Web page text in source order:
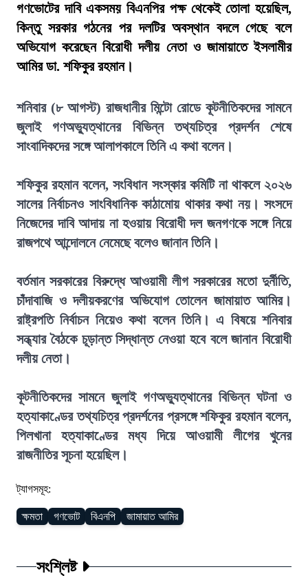
গণভোটের দাবি একসময় বিএনপির পক্ষ থেকেই তোলা হয়েছিল,
কিন্তু সরকার গঠনের পর দলটির অবস্থান বদলে গেছে বলে
অভিযোগ করেছেন বিরোধী দলীয় নেতা ও জামায়াতে ইসলামীর
আমির ডা. শফিকুর রহমান।
শনিবার (৮ আগস্ট) রাজধানীর মিন্টো রোডে কূটনীতিকদের সামনে
জুলাই গণঅভ্যুত্থানের বিভিন্ন তথ্যচিত্র প্রদর্শন শেষে
সাংবাদিকদের সঙ্গে আলাপকালে তিনি এ কথা বলেন।
শফিকুর রহমান বলেন, সংবিধান সংস্কার কমিটি না থাকলে ২০২৬
সালের নির্বাচনও সাংবিধানিক কাঠামোয় থাকার কথা নয়। সংসদে
নিজেদের দাবি আদায় না হওয়ায় বিরোধী দল জনগণকে সঙ্গে নিয়ে
রাজপথে আন্দোলনে নেমেছে বলেও জানান তিনি।
বর্তমান সরকারের বিরুদ্ধে আওয়ামী লীগ সরকারের মতো দুর্নীতি,
চাঁদাবাজি ও দলীয়করণের অভিযোগ তোলেন জামায়াত আমির।
রাষ্ট্রপতি নির্বাচন নিয়েও কথা বলেন তিনি। এ বিষয়ে শনিবার
সন্ধ্যার বৈঠকে চূড়ান্ত সিদ্ধান্ত নেওয়া হবে বলে জানান বিরোধী
দলীয় নেতা।
কূটনীতিকদের সামনে জুলাই গণঅভ্যুত্থানের বিভিন্ন ঘটনা ও
হত্যাকাণ্ডের তথ্যচিত্র প্রদর্শনের প্রসঙ্গে শফিকুর রহমান বলেন,
পিলখানা হত্যাকাণ্ডের মধ্য দিয়ে আওয়ামী লীগের খুনের
রাজনীতির সূচনা হয়েছিল।
ট্যাগসমূহ:
ক্ষমতা গণভোট বিএনপি জামায়াত আমির
সংশ্লিষ্ট